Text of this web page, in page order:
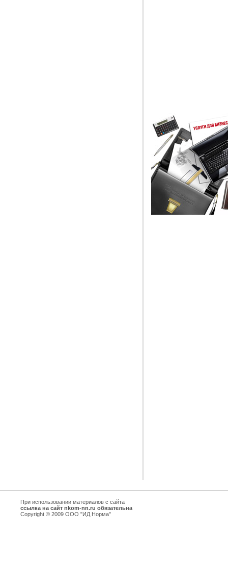
При использовании материалов с сайта
ссылка на сайт nkom-nn.ru обязательна
Copyright © 2009 ООО "ИД Норма"